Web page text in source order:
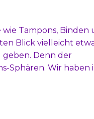
Tampons, Binden
Blick vielleicht
geben. Denn der
Sphären. Wir haben